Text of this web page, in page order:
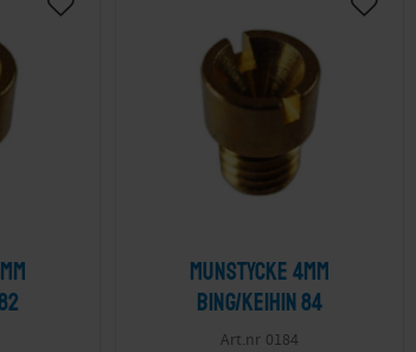
Munstycke 4mm
Bing/Keihin 84
0184